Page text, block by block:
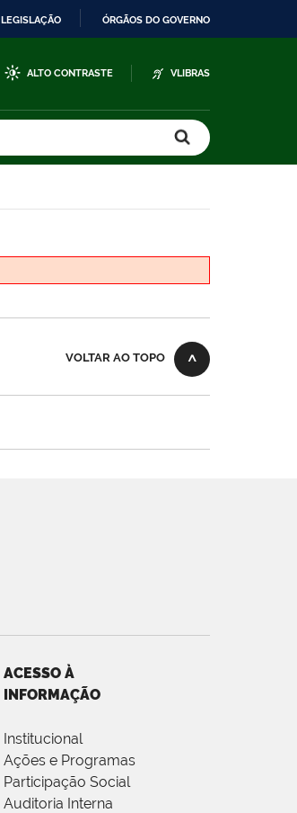
LEGISLAÇÃO ÓRGÃOS DO GOVERNO
ALTO CONTRASTE VLIBRAS
VOLTAR AO TOPO
ACESSO À
INFORMAÇÃO
Institucional
Ações e Programas
Participação Social
Auditoria Interna